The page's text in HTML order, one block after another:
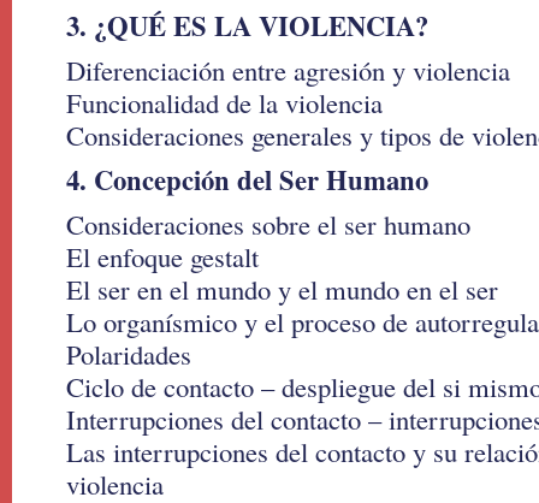
3. ¿QUÉ ES LA VIOLENCIA?
Diferenciación entre agresión y violencia
Funcionalidad de la violencia
Consideraciones generales y tipos de
4. Concepción del Ser Humano
Consideraciones sobre el ser humano
El enfoque gestalt
El ser en el mundo y el mundo en el ser
Lo organísmico y el proceso de
Polaridades
Ciclo de contacto – despliegue del si
Interrupciones del contacto –
Las interrupciones del contacto y su
violencia